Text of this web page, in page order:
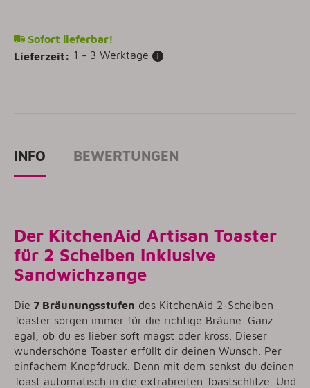
Sofort lieferbar!
Lieferzeit: 1 - 3 Werktage
INFO BEWERTUNGEN
Der KitchenAid Artisan Toaster
für 2 Scheiben inklusive
Sandwichzange
Die 7 Bräunungsstufen des KitchenAid 2-Scheiben
Toaster sorgen immer für die richtige Bräune. Ganz
egal, ob du es lieber soft magst oder kross. Dieser
wunderschöne Toaster erfüllt dir deinen Wunsch. Per
einfachem Knopfdruck. Denn mit dem senkst du deinen
Toast automatisch in die extrabreiten Toastschlitze. Und